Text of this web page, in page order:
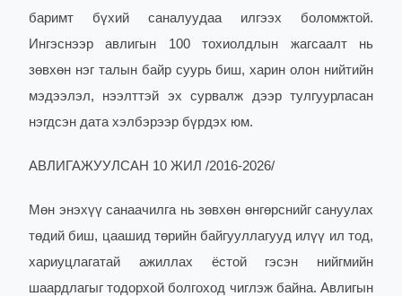
баримт бүхий саналуудаа илгээх боломжтой.
Ингэснээр авлигын 100 тохиолдлын жагсаалт нь
зөвхөн нэг талын байр суурь биш, харин олон нийтийн
мэдээлэл, нээлттэй эх сурвалж дээр тулгуурласан
нэгдсэн дата хэлбэрээр бүрдэх юм.
АВЛИГАЖУУЛСАН 10 ЖИЛ /2016-2026/
Мөн энэхүү санаачилга нь зөвхөн өнгөрснийг сануулах
төдий биш, цаашид төрийн байгууллагууд илүү ил тод,
хариуцлагатай ажиллах ёстой гэсэн нийгмийн
шаардлагыг тодорхой болгоход чиглэж байна. Авлигын